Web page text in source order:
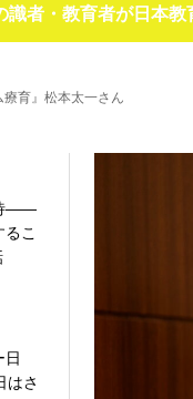
識者・教育者が日本
療育』松本太一さん
――
こ
日
はさ